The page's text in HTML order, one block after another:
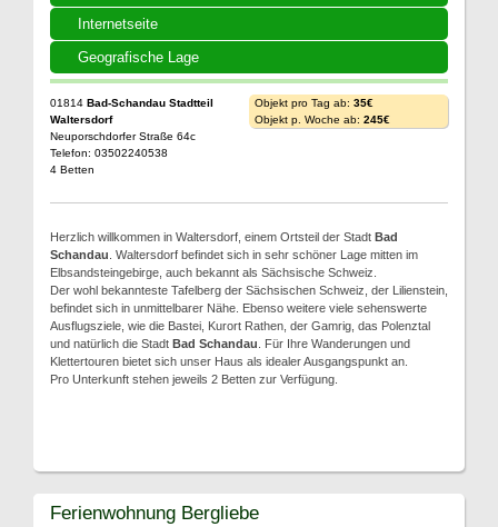
Internetseite
Geografische Lage
01814 Bad-Schandau Stadtteil
Waltersdorf
Neuporschdorfer Straße 64c
Telefon: 03502240538
4 Betten
Objekt pro Tag ab: 35€
Objekt p. Woche ab: 245€
Herzlich willkommen in Waltersdorf, einem Ortsteil der Stadt Bad
Schandau . Waltersdorf befindet sich in sehr schöner Lage mitten im
Elbsandsteingebirge, auch bekannt als Sächsische Schweiz.
Der wohl bekannteste Tafelberg der Sächsischen Schweiz, der Lilienstein,
befindet sich in unmittelbarer Nähe. Ebenso weitere viele sehenswerte
Ausflugsziele, wie die Bastei, Kurort Rathen, der Gamrig, das Polenztal
und natürlich die Stadt Bad Schandau . Für Ihre Wanderungen und
Klettertouren bietet sich unser Haus als idealer Ausgangspunkt an.
Pro Unterkunft stehen jeweils 2 Betten zur Verfügung.
Ferienwohnung Bergliebe